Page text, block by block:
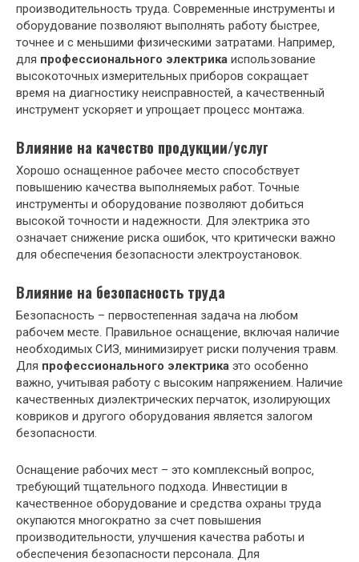
производительность труда. Современные инструменты и
оборудование позволяют выполнять работу быстрее‚
точнее и с меньшими физическими затратами. Например‚
для профессионального электрика использование
высокоточных измерительных приборов сокращает
время на диагностику неисправностей‚ а качественный
инструмент ускоряет и упрощает процесс монтажа.
Влияние на качество продукции/услуг
Хорошо оснащенное рабочее место способствует
повышению качества выполняемых работ. Точные
инструменты и оборудование позволяют добиться
высокой точности и надежности. Для электрика это
означает снижение риска ошибок‚ что критически важно
для обеспечения безопасности электроустановок.
Влияние на безопасность труда
Безопасность – первостепенная задача на любом
рабочем месте. Правильное оснащение‚ включая наличие
необходимых СИЗ‚ минимизирует риски получения травм.
Для профессионального электрика это особенно
важно‚ учитывая работу с высоким напряжением. Наличие
качественных диэлектрических перчаток‚ изолирующих
ковриков и другого оборудования является залогом
безопасности.
Оснащение рабочих мест – это комплексный вопрос‚
требующий тщательного подхода. Инвестиции в
качественное оборудование и средства охраны труда
окупаются многократно за счет повышения
производительности‚ улучшения качества работы и
обеспечения безопасности персонала. Для